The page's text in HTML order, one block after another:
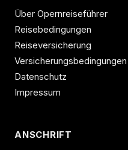
Über Opernreiseführer
Reisebedingungen
Reiseversicherung
Versicherungsbedingungen
Datenschutz
Impressum
ANSCHRIFT